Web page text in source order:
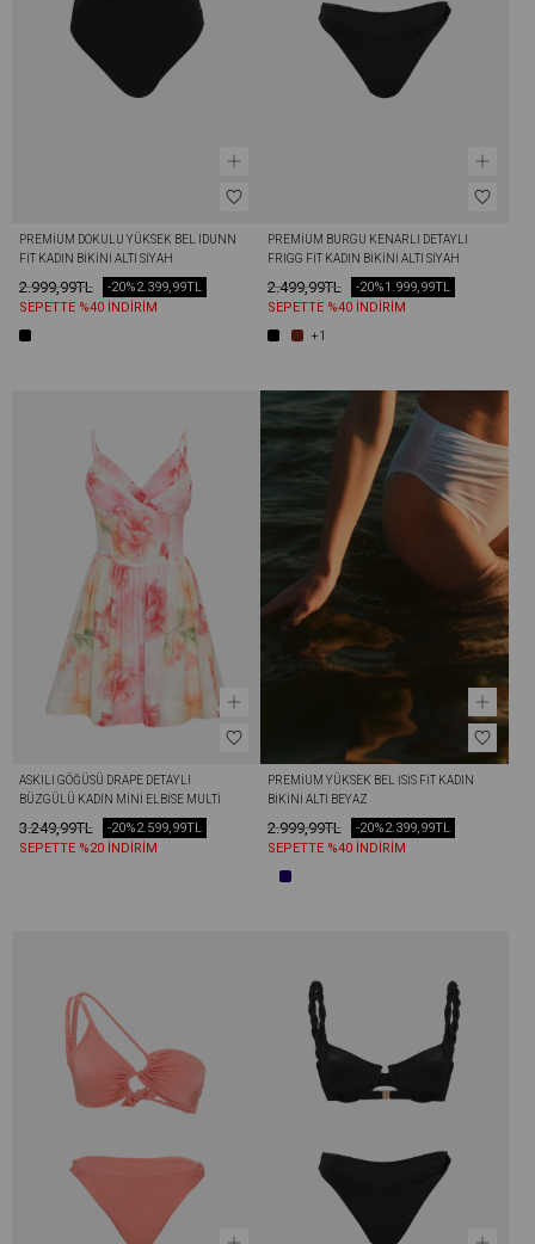
PREMIUM DOKULU YÜKSEK BEL IDUNN
FIT KADIN BIKINI ALTI SIYAH
2.999,99TL 2.399,99TL
-20%
SEPETTE %40 İNDİRİM
PREMIUM BURGU KENARLI DETAYLI
FRIGG FIT KADIN BIKINI ALTI SIYAH
2.499,99TL 1.999,99TL
-20%
SEPETTE %40 İNDİRİM
+1
ASKILI GÖĞÜSÜ DRAPE DETAYLI
BÜZGÜLÜ KADIN MINI ELBISE MULTİ
3.249,99TL 2.599,99TL
-20%
SEPETTE %20 İNDİRİM
PREMIUM YÜKSEK BEL İSİS FIT KADIN
BIKINI ALTI BEYAZ
2.999,99TL 2.399,99TL
-20%
SEPETTE %40 İNDİRİM